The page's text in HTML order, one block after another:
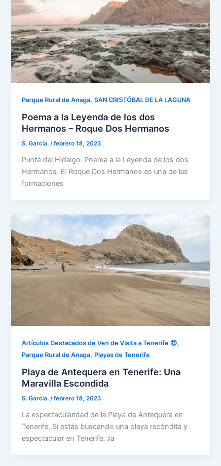
Parque Rural de Anaga,SAN CRISTÓBAL DE LA LAGUNA
Poema a la Leyenda de los dos
Hermanos – Roque Dos Hermanos
S. García. /febrero 18, 2023
Punta del Hidalgo. Poema a la Leyenda de los dos
Hermanos. El Roque Dos Hermanos es una de las
formaciones
Artículos Destacados de Ven de Visita a Tenerife 😍,
Parque Rural de Anaga, Playas de Tenerife
Playa de Antequera en Tenerife: Una
Maravilla Escondida
S. García./febrero 18, 2023
La espectacularidad de la Playa de Antequera en
Tenerife. Si estás buscando una playa recóndita y
espectacular en Tenerife, ¡la